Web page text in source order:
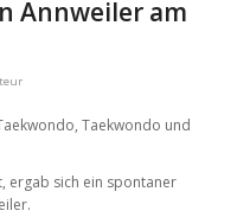
Annweiler am
Taekwondo und
ergab sich ein spontaner